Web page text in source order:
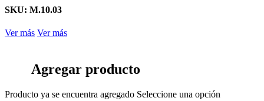
SKU: M.10.03
Ver más Ver más
Agregar producto
Producto ya se encuentra agregado Seleccione una opción